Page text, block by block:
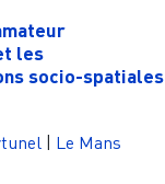
les
socio-spatiales
Le Mans